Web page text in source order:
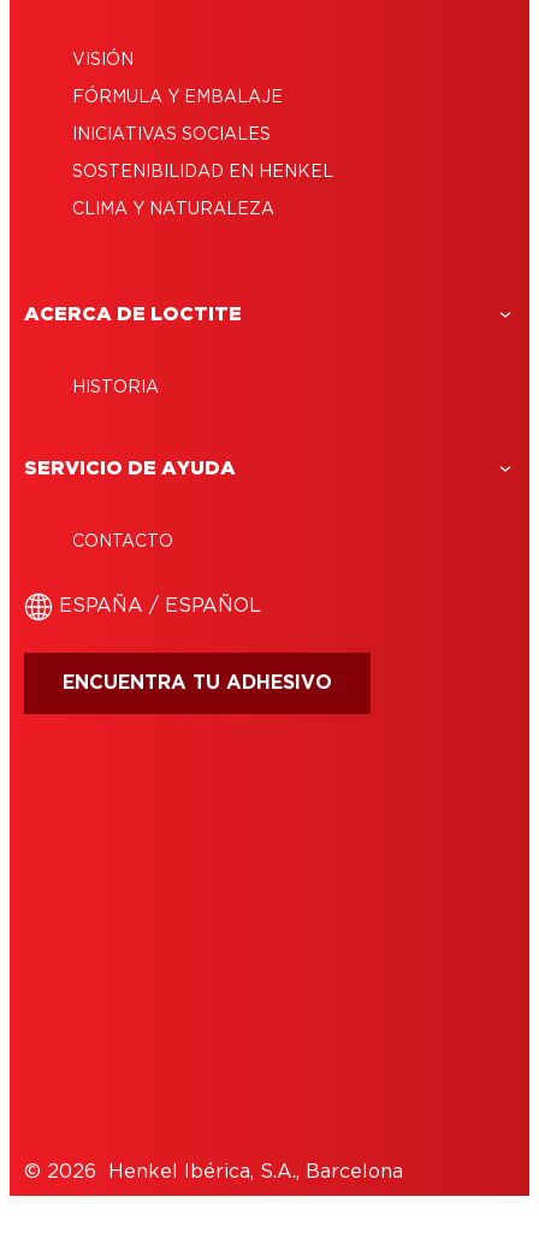
VISIÓN
FÓRMULA Y EMBALAJE
INICIATIVAS SOCIALES
SOSTENIBILIDAD EN HENKEL
CLIMA Y NATURALEZA
ACERCA DE LOCTITE
HISTORIA
SERVICIO DE AYUDA
CONTACTO
ESPAÑA / ESPAÑOL
ENCUENTRA TU ADHESIVO
© 2026 Henkel Ibérica, S.A., Barcelona